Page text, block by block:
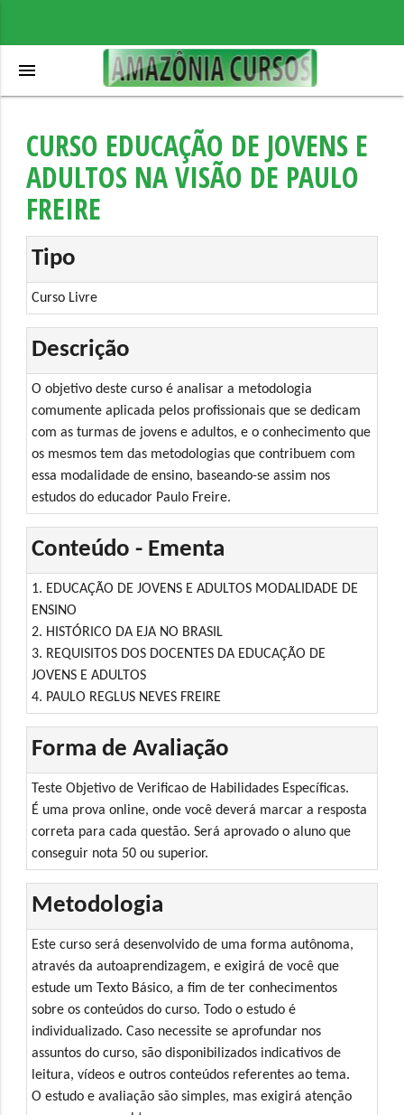
menu
CURSO EDUCAÇÃO DE JOVENS E
ADULTOS NA VISÃO DE PAULO
FREIRE
Tipo
Curso Livre
Descrição
O objetivo deste curso é analisar a metodologia
comumente aplicada pelos profissionais que se dedicam
com as turmas de jovens e adultos, e o conhecimento que
os mesmos tem das metodologias que contribuem com
essa modalidade de ensino, baseando-se assim nos
estudos do educador Paulo Freire.
Conteúdo - Ementa
1. EDUCAÇÃO DE JOVENS E ADULTOS MODALIDADE DE
ENSINO
2. HISTÓRICO DA EJA NO BRASIL
3. REQUISITOS DOS DOCENTES DA EDUCAÇÃO DE
JOVENS E ADULTOS
4. PAULO REGLUS NEVES FREIRE
Forma de Avaliação
Teste Objetivo de Verificao de Habilidades Específicas.
É uma prova online, onde você deverá marcar a resposta
correta para cada questão. Será aprovado o aluno que
conseguir nota 50 ou superior.
Metodologia
Este curso será desenvolvido de uma forma autônoma,
através da autoaprendizagem, e exigirá de você que
estude um Texto Básico, a fim de ter conhecimentos
sobre os conteúdos do curso. Todo o estudo é
individualizado. Caso necessite se aprofundar nos
assuntos do curso, são disponibilizados indicativos de
leitura, vídeos e outros conteúdos referentes ao tema.
O estudo e avaliação são simples, mas exigirá atenção